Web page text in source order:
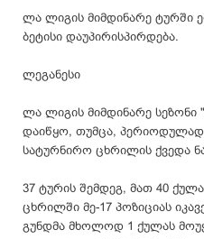
ლა ლიგის მიმდინარე ტურში
ბეტისი დაუპირისპირდება.
ლეგანესი
ლა ლიგის მიმდინარე სეზონი "
დაიწყო, თუმცა,
სატურნირო ცხრილის ქვედა
37 ტურის შემდეგ, მათ 40
ცხრილში მე-17 პოზიციას
გუნდმა მხოლოდ 1 ქულას